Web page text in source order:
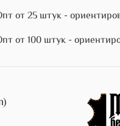
от 25 штук -
от 100 штук -